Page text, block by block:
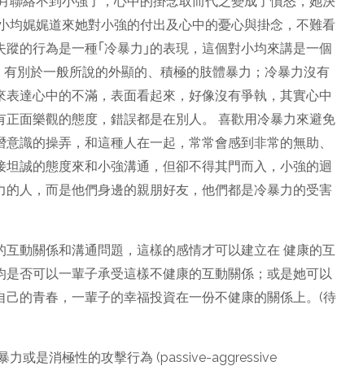
娓娓道來她對小強的付出及心中的憂心與掛念，不難看
的行為是一種｢冷暴力｣的表現，這個對小均來講是一個
別於一般所說的外顯的、積極的肢體暴力；冷暴力沒有
達心中的不滿，表面看起來，好像沒有爭執，其實心中
面樂觀的態度，錯誤都是在別人。 喜歡用冷暴力來避免
識的操弄，和這種人在一起，常常會感到非常的無助、
誠的態度來和小強溝通，但卻不得其門而入，小強的迴
人，而是他們身邊的親朋好友，他們都是冷暴力的受害
動關係和溝通問題，這樣的感情才可以建立在 健康的互
否可以一輩子承受這樣不健康的互動關係；或是她可以
的青春，一輩子的幸福投資在一份不健康的關係上。(待
力或是消極性的攻擊行為 (passive-aggressive